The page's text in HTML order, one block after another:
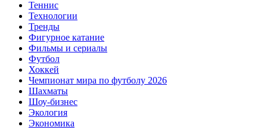
Теннис
Технологии
Тренды
Фигурное катание
Фильмы и сериалы
Футбол
Хоккей
Чемпионат мира по футболу 2026
Шахматы
Шоу-бизнес
Экология
Экономика